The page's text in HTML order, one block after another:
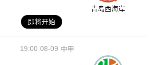
青岛西海岸
即将开始
08-09
19:00 中甲